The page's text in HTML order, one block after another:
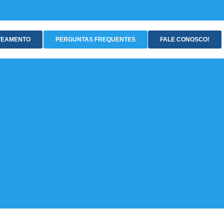
PERGUNTAS FREQUENTES FALE CONOSCO!